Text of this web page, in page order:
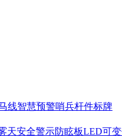
线智慧预警哨兵杆件标牌
天安全警示防眩板LED可